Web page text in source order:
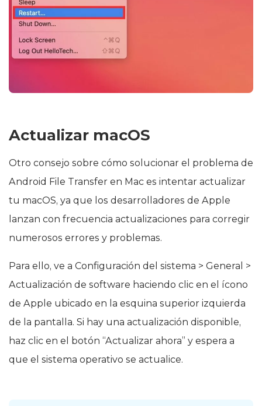
Actualizar macOS
Otro consejo sobre cómo solucionar el problema de
Android File Transfer en Mac es intentar actualizar
tu macOS, ya que los desarrolladores de Apple
lanzan con frecuencia actualizaciones para corregir
numerosos errores y problemas.
Para ello, ve a Configuración del sistema > General >
Actualización de software haciendo clic en el ícono
de Apple ubicado en la esquina superior izquierda
de la pantalla. Si hay una actualización disponible,
haz clic en el botón “Actualizar ahora” y espera a
que el sistema operativo se actualice.